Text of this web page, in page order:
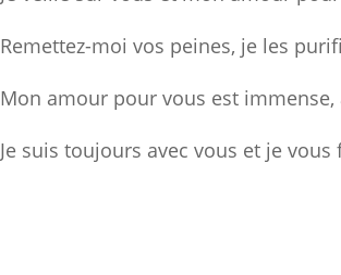
Remettez-moi vos peines, je les
Mon amour pour vous est
Je suis toujours avec vous et je